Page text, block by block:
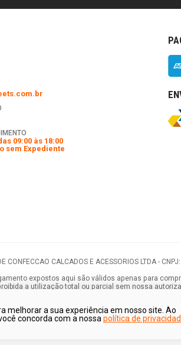
09:00 às 18:00
sem Expediente
CONFECCAO CALCADOS E ACESSORIOS LTDA -
expostos aqui são válidos apenas para
a utilização total ou parcial sem nossa
melhorar a sua experiência em nosso site. Ao
concorda com a nossa política de